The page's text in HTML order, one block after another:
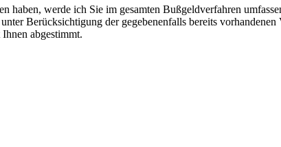
haben, werde ich Sie im gesamten Bußgeldverfahren
Berücksichtigung der gegebenenfalls bereits vorhandenen
abgestimmt.